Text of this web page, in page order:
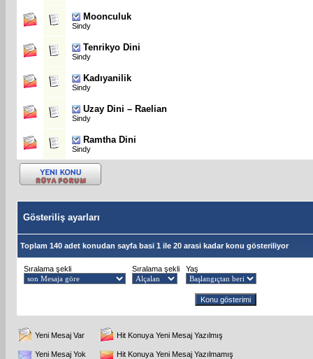
Moonculuk
Sindy
Tenrikyo Dini
Sindy
Kadıyanilik
Sindy
Uzay Dini – Raelian
Sindy
Ramtha Dini
Sindy
Gösteriliş ayarları
Toplam 140 adet konudan sayfa basi 1 ile 20 arasi kadar konu gösteriliyor
Sıralama şekli Sıralama şekli Yaş
Yeni Mesaj Var Hit Konuya Yeni Mesaj Yazılmış
Yeni Mesaj Yok Hit Konuya Yeni Mesaj Yazılmamış